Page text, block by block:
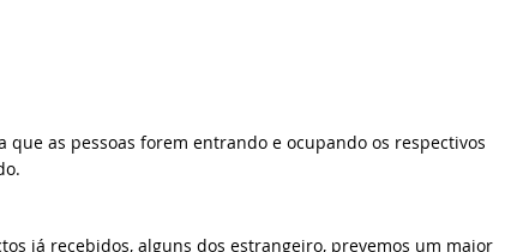
as pessoas forem entrando e ocupando os respectivos
já recebidos, alguns dos estrangeiro, prevemos um maior